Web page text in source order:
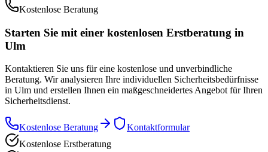
Kostenlose Beratung
Starten Sie mit einer kostenlosen Erstberatung in
Ulm
Kontaktieren Sie uns für eine kostenlose und unverbindliche
Beratung. Wir analysieren Ihre individuellen Sicherheitsbedürfnisse
in Ulm und erstellen Ihnen ein maßgeschneidertes Angebot für Ihren
Sicherheitsdienst.
Kostenlose Beratung
Kontaktformular
Kostenlose Erstberatung